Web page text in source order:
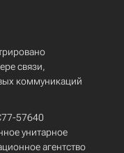
связи,
коммуникаций
57640
унитарное
агентство